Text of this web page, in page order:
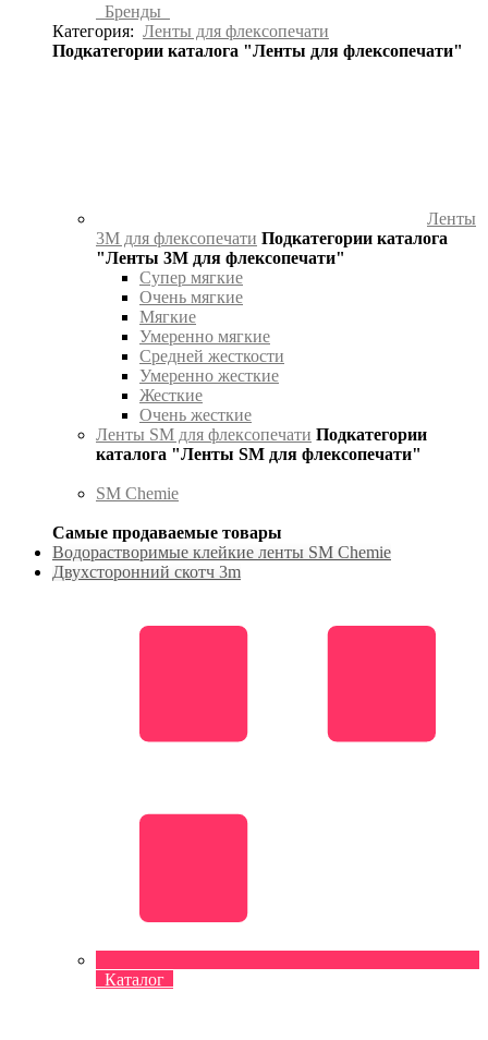
Бренды
Категория: Ленты для флексопечати
Подкатегории каталога "Ленты для флексопечати"
Ленты
3М для флексопечати Подкатегории каталога
"Ленты 3М для флексопечати"
Супер мягкие
Очень мягкие
Мягкие
Умеренно мягкие
Средней жесткости
Умеренно жесткие
Жесткие
Очень жесткие
Ленты SM для флексопечати Подкатегории
каталога "Ленты SM для флексопечати"
SM Chemie
Самые продаваемые товары
Водорастворимые клейкие ленты SM Chemie
Двухсторонний скотч 3m
Каталог